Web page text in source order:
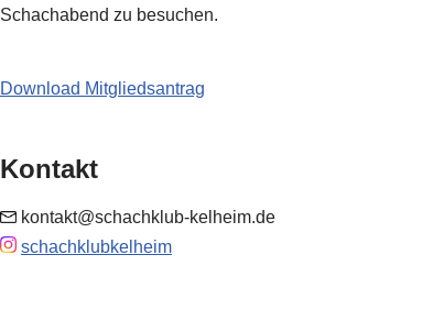
Schachabend zu besuchen.
Download Mitgliedsantrag
Kontakt
kontakt@schachklub-kelheim.de
schachklubkelheim